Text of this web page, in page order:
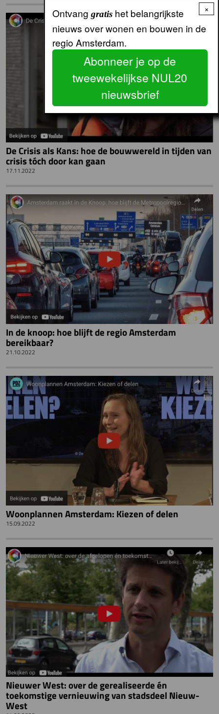
De Crisis als Kans: hoe de bouwwereld in tijden van
crisis tóch door kan gaan
17.11.2022
In de knoop: hoe blijft de regio Amsterdam
bereikbaar?
21.10.2022
Woonplannen Amsterdam: Kiezen of delen
15.09.2022
Nieuwer West: over de gerealiseerde én
toekomstige vernieuwing van stadsdeel Nieuw-
West
×
Ontvang gratishet belangrijkste
nieuws over wonen en bouwen in de
regio Amsterdam.
Abonneer je op de
tweewekelijkse NUL20
nieuwsbrief